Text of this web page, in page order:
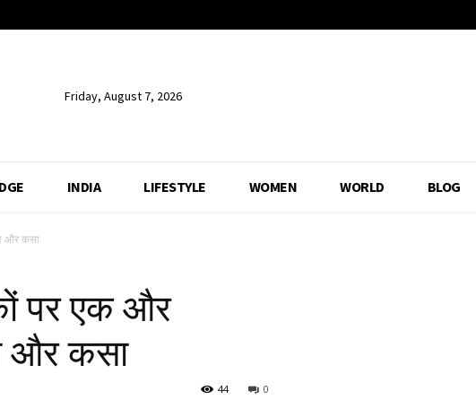
Friday, August 7, 2026
INDIA LIFESTYLE WOMEN WORLD BLOG
और कसा
पर एक और
और कसा
0
44